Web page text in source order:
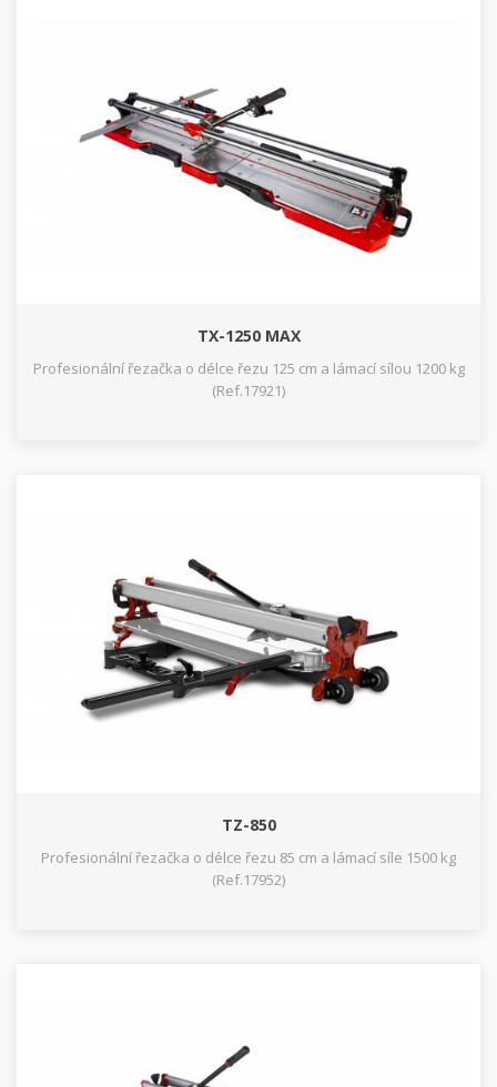
TX-1250 MAX
Profesionální řezačka o délce řezu 125 cm a lámací sílou 1200 kg
(Ref.17921)
TZ-850
Profesionální řezačka o délce řezu 85 cm a lámací síle 1500 kg
(Ref.17952)